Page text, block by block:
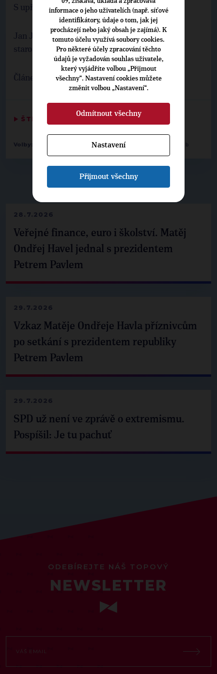
28.7.2026
Veřejné finance, euro i školství. Matěj
Ondřej Havel jednal s prezidentem
Petrem Pavlem
29.7.2026
Vzkaz Matěje Ondřeje Havla příznivcům
po setkání s prezidentem republiky
Petrem Pavlem
29.7.2026
SPD už není ve zprávě o extremismu.
Pospíšil: Je tu pachuť
S upřímným pozdravem
Jan Jakob
starosta města Roztoky
Článek vyšel v Odraze č. 3.
▶ ŠTÍTKY
Volby: 2014 zastupitelstva obcí-Roztoky 1. Jan Jakob
ODEBÍREJTE NÁŠ TOPOVÝ
NEWSLETTER
informace o jeho uživatelích (např. síťové
identifikátory, údaje o tom, jak jej
procházejí nebo jaký obsah je zajímá). K
tomuto účelu využívá soubory cookies.
Pro některé účely zpracování těchto
údajů je vyžadován souhlas uživatele,
který vyjádříte volbou „Přijmout
všechny“. Nastavení cookies můžete
změnit volbou „Nastavení“.
Odmítnout všechny
Nastavení
Přijmout všechny